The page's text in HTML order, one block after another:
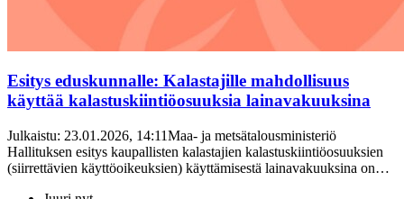
Esitys eduskunnalle: Kalastajille mahdollisuus
käyttää kalastuskiintiöosuuksia lainavakuuksina
Julkaistu: 23.01.2026, 14:11Maa- ja metsätalousministeriö
Hallituksen esitys kaupallisten kalastajien kalastuskiintiöosuuksien
(siirrettävien käyttöoikeuksien) käyttämisestä lainavakuuksina on…